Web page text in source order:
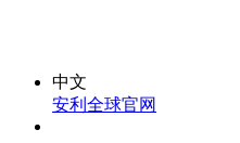
中文
安利全球官网